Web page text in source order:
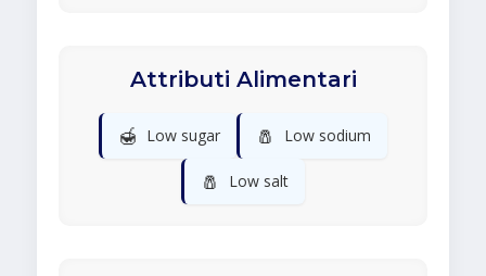
Attributi Alimentari
🍯 Low sugar 🧂 Low sodium
🧂 Low salt